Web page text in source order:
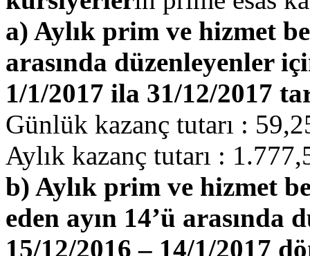
a) Aylık prim ve hizmet
arasında düzenleyenler
1/1/2017 ila 31/12/2017
Günlük kazanç tutarı :
Aylık kazanç tutarı :
b) Aylık prim ve hizmet
eden ayın 14’ü arasında
15/12/2016 – 14/1/2017